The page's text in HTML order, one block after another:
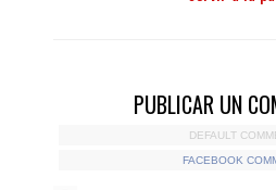
PUBLICAR UN
DEFAULT
FACEBOOK